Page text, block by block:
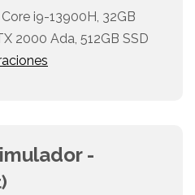
i9-13900H, 32GB
2000 Ada, 512GB SSD
-